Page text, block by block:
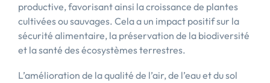
productive, favorisant ainsi la croissance de plantes
cultivées ou sauvages. Cela a un impact positif sur la
sécurité alimentaire, la préservation de la biodiversité
et la santé des écosystèmes terrestres.
L’amélioration de la qualité de l’air, de l’eau et du sol